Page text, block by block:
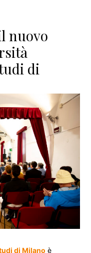
nuovo
di
di Milano è